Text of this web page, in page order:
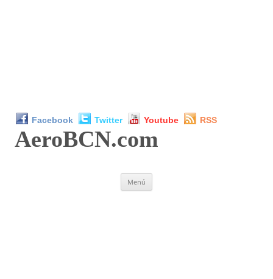
Facebook Twitter Youtube RSS
AeroBCN.com
Menú